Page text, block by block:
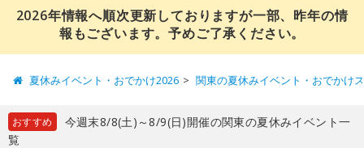
2026年情報へ順次更新しておりますが一部、昨年の情
報もございます。予めご了承ください。
夏休みイベント・おでかけ2026 関東の夏休みイベント・おでかけ
おすすめ
今週末8/8(土)～8/9(日)開催の関東の夏休みイベント一
覧